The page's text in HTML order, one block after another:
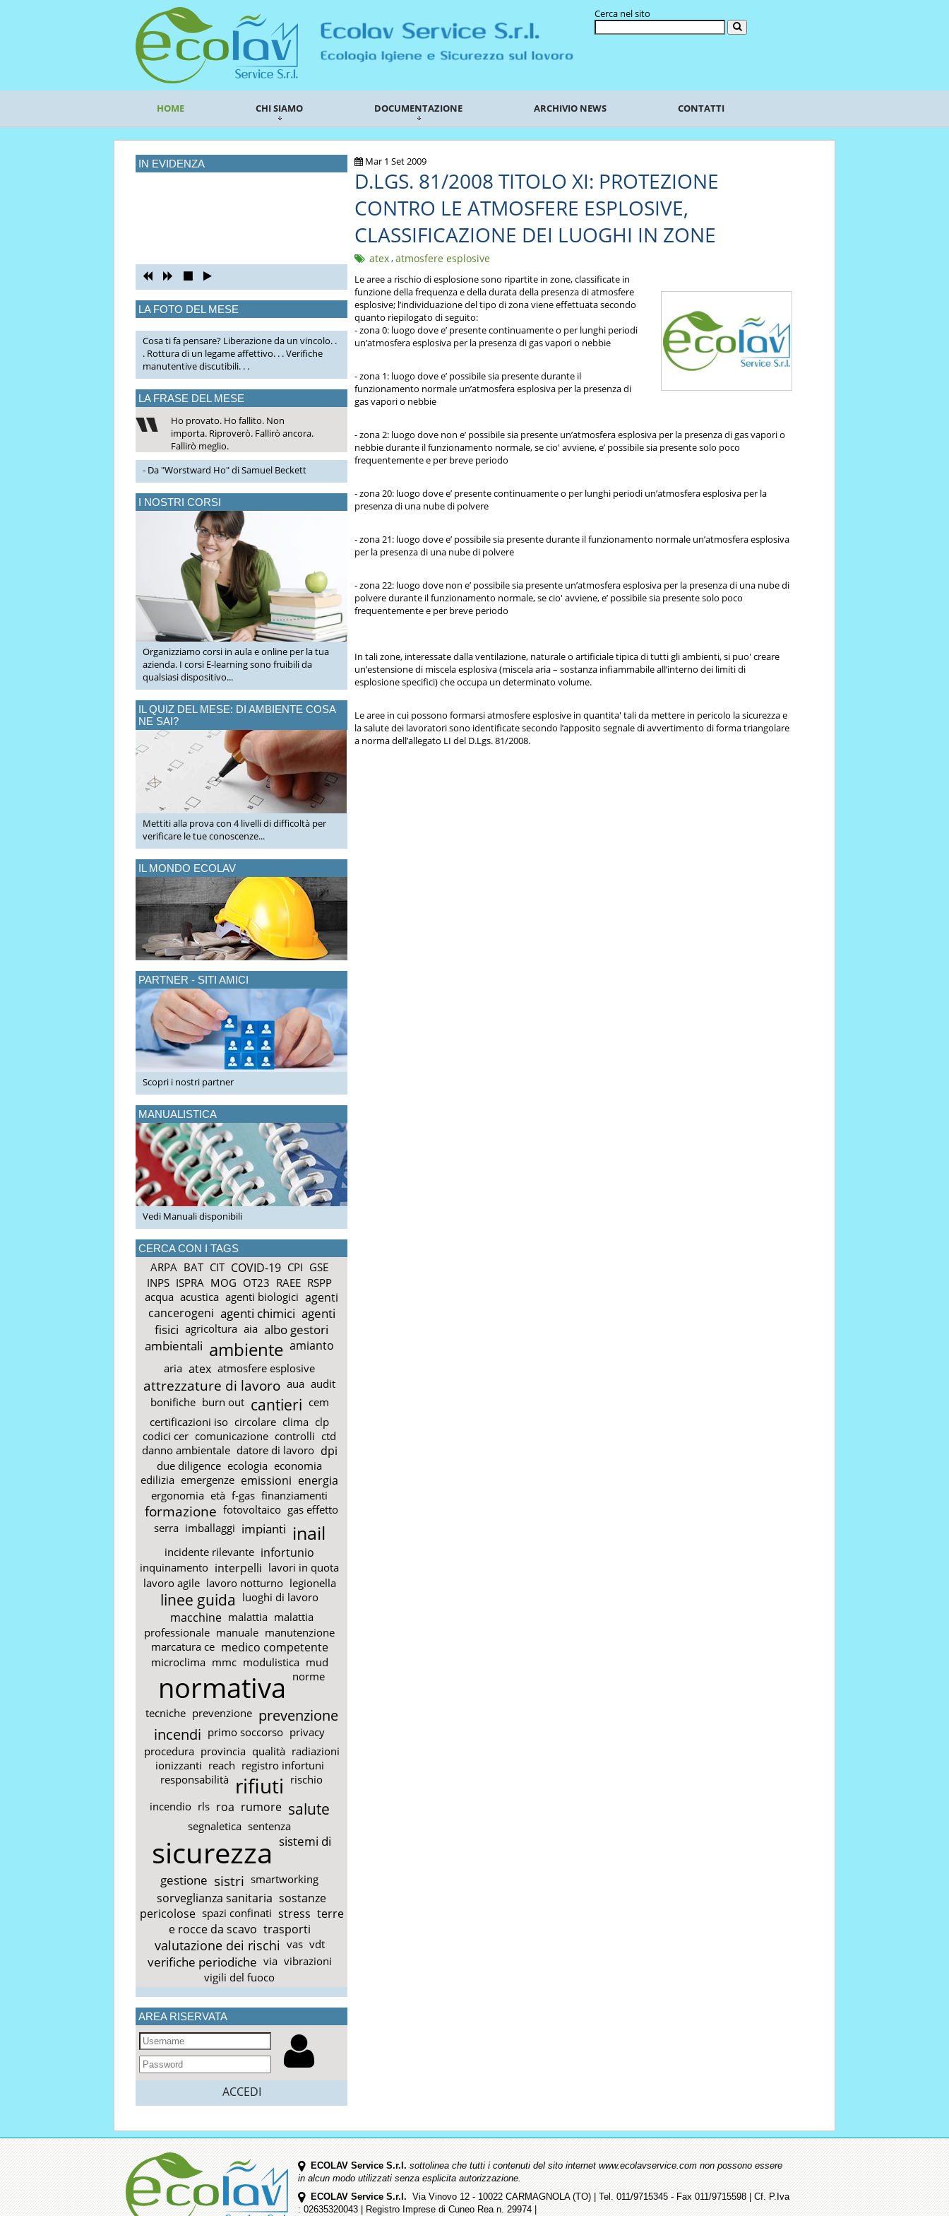
Cerca nel sito
HOME CHI SIAMO DOCUMENTAZIONE ARCHIVIO NEWS CONTATTI
IN EVIDENZA
LA FOTO DEL MESE
Cosa ti fa pensare? Liberazione da un vincolo. .
. Rottura di un legame affettivo. . . Verifiche
manutentive discutibili. . .
LA FRASE DEL MESE
Ho provato. Ho fallito. Non
importa. Riproverò. Fallirò ancora.
Fallirò meglio.
- Da "Worstward Ho" di Samuel Beckett
I NOSTRI CORSI
Organizziamo corsi in aula e online per la tua
azienda. I corsi E-learning sono fruibili da
qualsiasi dispositivo...
IL QUIZ DEL MESE: DI AMBIENTE COSA
NE SAI?
Mettiti alla prova con 4 livelli di difficoltà per
verificare le tue conoscenze...
IL MONDO ECOLAV
PARTNER - SITI AMICI
Scopri i nostri partner
MANUALISTICA
Vedi Manuali disponibili
CERCA CON I TAGS
ARPA BAT CIT COVID-19 CPI GSE
INPS ISPRA MOG OT23 RAEE RSPP
acqua acustica agenti biologici agenti
cancerogeni agenti chimici agenti
fisici agricoltura aia albo gestori
ambientali ambiente amianto
aria atex atmosfere esplosive
attrezzature di lavoro aua audit
bonifiche burn out cantieri cem
certificazioni iso circolare clima clp
codici cer comunicazione controlli ctd
danno ambientale datore di lavoro dpi
due diligence ecologia economia
edilizia emergenze emissioni energia
ergonomia età f-gas finanziamenti
formazione fotovoltaico gas effetto
serra imballaggi impianti inail
incidente rilevante infortunio
inquinamento interpelli lavori in quota
lavoro agile lavoro notturno legionella
linee guida luoghi di lavoro
macchine malattia malattia
professionale manuale manutenzione
marcatura ce medico competente
microclima mmc modulistica mud
normativa norme
tecniche prevenzione prevenzione
incendi primo soccorso privacy
procedura provincia qualità radiazioni
ionizzanti reach registro infortuni
responsabilità rifiuti rischio
incendio rls roa rumore salute
segnaletica sentenza
sicurezza sistemi di
gestione sistri smartworking
sorveglianza sanitaria sostanze
pericolose spazi confinati stress terre
e rocce da scavo trasporti
valutazione dei rischi vas vdt
verifiche periodiche via vibrazioni
vigili del fuoco
AREA RISERVATA
ACCEDI
Mar 1 Set 2009
D.LGS. 81/2008 TITOLO XI: PROTEZIONE
CONTRO LE ATMOSFERE ESPLOSIVE,
CLASSIFICAZIONE DEI LUOGHI IN ZONE
atex,atmosfere esplosive
Le aree a rischio di esplosione sono ripartite in zone, classificate in
funzione della frequenza e della durata della presenza di atmosfere
esplosive; l’individuazione del tipo di zona viene effettuata secondo
quanto riepilogato di seguito:
- zona 0: luogo dove e’ presente continuamente o per lunghi periodi
un’atmosfera esplosiva per la presenza di gas vapori o nebbie
- zona 1: luogo dove e’ possibile sia presente durante il
funzionamento normale un’atmosfera esplosiva per la presenza di
gas vapori o nebbie
- zona 2: luogo dove non e’ possibile sia presente un’atmosfera esplosiva per la presenza di gas vapori o
nebbie durante il funzionamento normale, se cio' avviene, e’ possibile sia presente solo poco
frequentemente e per breve periodo
- zona 20: luogo dove e’ presente continuamente o per lunghi periodi un’atmosfera esplosiva per la
presenza di una nube di polvere
- zona 21: luogo dove e’ possibile sia presente durante il funzionamento normale un’atmosfera esplosiva
per la presenza di una nube di polvere
- zona 22: luogo dove non e’ possibile sia presente un’atmosfera esplosiva per la presenza di una nube di
polvere durante il funzionamento normale, se cio' avviene, e’ possibile sia presente solo poco
frequentemente e per breve periodo
In tali zone, interessate dalla ventilazione, naturale o artificiale tipica di tutti gli ambienti, si puo' creare
un’estensione di miscela esplosiva (miscela aria – sostanza infiammabile all’interno dei limiti di
esplosione specifici) che occupa un determinato volume.
Le aree in cui possono formarsi atmosfere esplosive in quantita' tali da mettere in pericolo la sicurezza e
la salute dei lavoratori sono identificate secondo l’apposito segnale di avvertimento di forma triangolare
a norma dell’allegato LI del D.Lgs. 81/2008.
ECOLAV Service S.r.l. sottolinea che tutti i contenuti del sito internet www.ecolavservice.com non possono essere
in alcun modo utilizzati senza esplicita autorizzazione.
ECOLAV Service S.r.l. Via Vinovo 12 - 10022 CARMAGNOLA (TO) | Tel. 011/9715345 - Fax 011/9715598 | Cf. P.Iva
: 02635320043 | Registro Imprese di Cuneo Rea n. 29974 |